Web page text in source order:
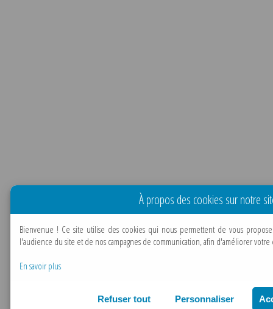
À propos des cookies sur notre
Bienvenue ! Ce site utilise des cookies qui nous permettent de vous
l'audience du site et de nos campagnes de communication, afin d'améliorer
En savoir plus